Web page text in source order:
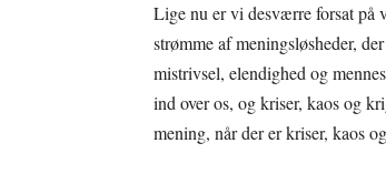
Lige nu er vi desværre forsat på
strømme af meningsløsheder,
mistrivsel, elendighed og
ind over os, og kriser, kaos og
mening, når der er kriser, kaos